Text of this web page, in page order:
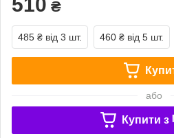
₴
485 ₴ від 3 шт. 460 ₴ від 5 шт.
або
Купити з